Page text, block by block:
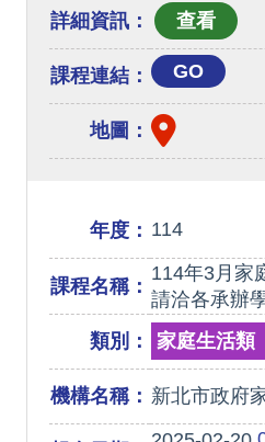
詳細資訊：
課程連結： GO
地圖：
年度： 114
課程名稱：
114年3月家
請洽各承辦
類別：
家庭生活類
機構名稱： 新北市政府